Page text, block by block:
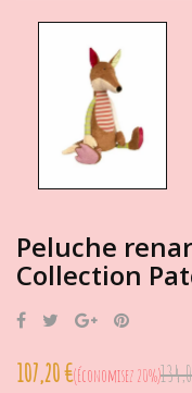
Peluche
Collection
PartagerTweet Google+
107,20 € Économisez 20%